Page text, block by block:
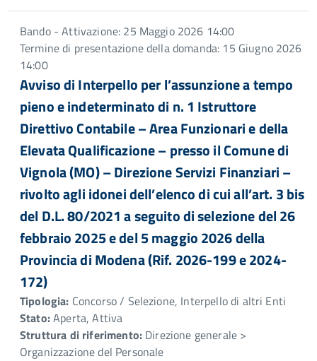
Bando - Attivazione: 25 Maggio 2026 14:00
Termine di presentazione della domanda: 15 Giugno 2026
14:00
Avviso di Interpello per l’assunzione a tempo
pieno e indeterminato di n. 1 Istruttore
Direttivo Contabile – Area Funzionari e della
Elevata Qualificazione – presso il Comune di
Vignola (MO) – Direzione Servizi Finanziari –
rivolto agli idonei dell’elenco di cui all’art. 3 bis
del D.L. 80/2021 a seguito di selezione del 26
febbraio 2025 e del 5 maggio 2026 della
Provincia di Modena (Rif. 2026-199 e 2024-
172)
Tipologia: Concorso / Selezione, Interpello di altri Enti
Stato:Aperta, Attiva
Struttura di riferimento: Direzione generale >
Organizzazione del Personale